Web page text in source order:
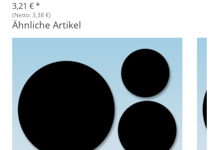
3,21 €*
(Netto: 3,38 €)
Ähnliche Artikel